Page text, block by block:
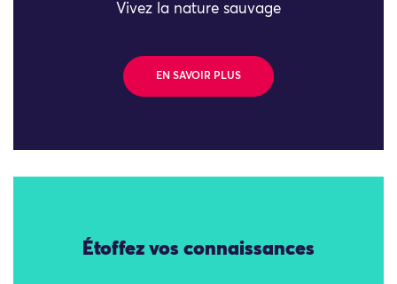
Vivez la nature sauvage
EN SAVOIR PLUS
Étoffez vos connaissances